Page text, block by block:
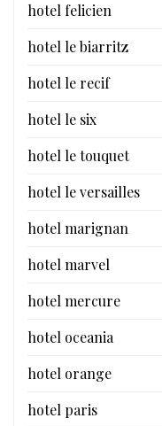
hotel felicien
hotel le biarritz
hotel le recif
hotel le six
hotel le touquet
hotel le versailles
hotel marignan
hotel marvel
hotel mercure
hotel oceania
hotel orange
hotel paris